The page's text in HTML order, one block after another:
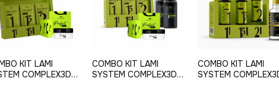
KIT LAMI
COMPLEX3D
COMBO KIT LAMI
SYSTEM COMPLEX3D
COMBO KIT LAMI
SYSTEM